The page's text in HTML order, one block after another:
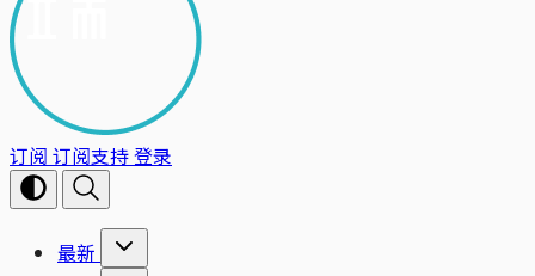
订阅 订阅支持登录
最新